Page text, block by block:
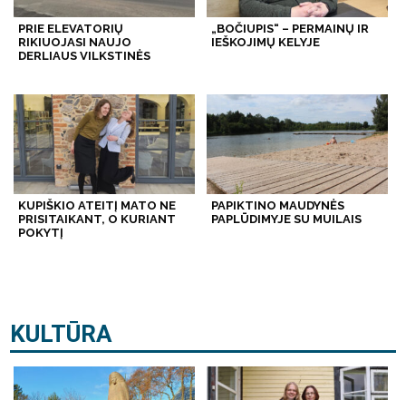
PRIE ELEVATORIŲ
RIKIUOJASI NAUJO
DERLIAUS VILKSTINĖS
„BOČIUPIS“ – PERMAINŲ IR
IEŠKOJIMŲ KELYJE
KUPIŠKIO ATEITĮ MATO NE
PRISITAIKANT, O KURIANT
POKYTĮ
PAPIKTINO MAUDYNĖS
PAPLŪDIMYJE SU MUILAIS
KULTŪRA